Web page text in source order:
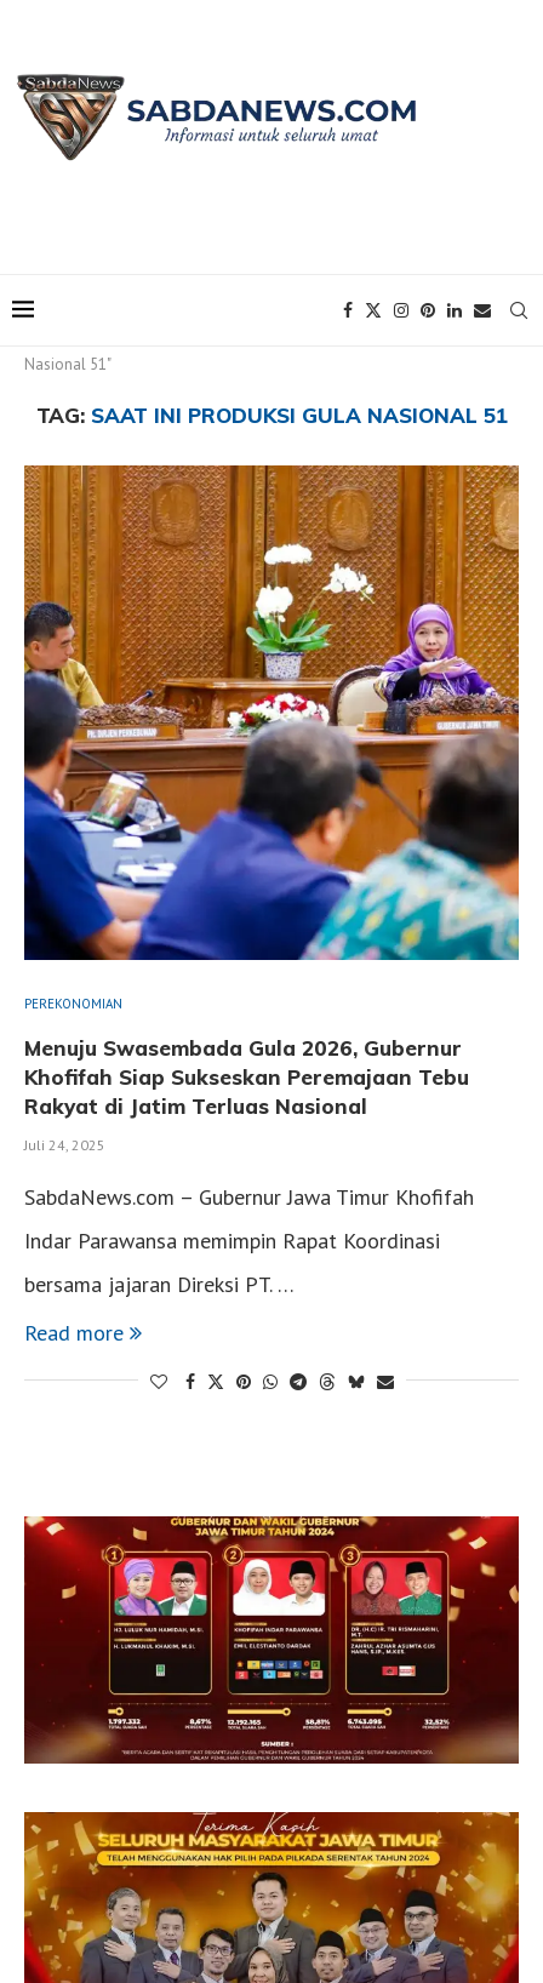
Nasional 51"
TAG: SAAT INI PRODUKSI GULA NASIONAL 51
PEREKONOMIAN
Menuju Swasembada Gula 2026, Gubernur
Khofifah Siap Sukseskan Peremajaan Tebu
Rakyat di Jatim Terluas Nasional
Juli 24, 2025
SabdaNews.com – Gubernur Jawa Timur Khofifah
Indar Parawansa memimpin Rapat Koordinasi
bersama jajaran Direksi PT. …
Read more